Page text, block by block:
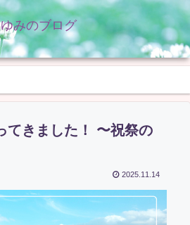
ゆみのブログ
てきました！ 〜祝祭の
2025.11.14